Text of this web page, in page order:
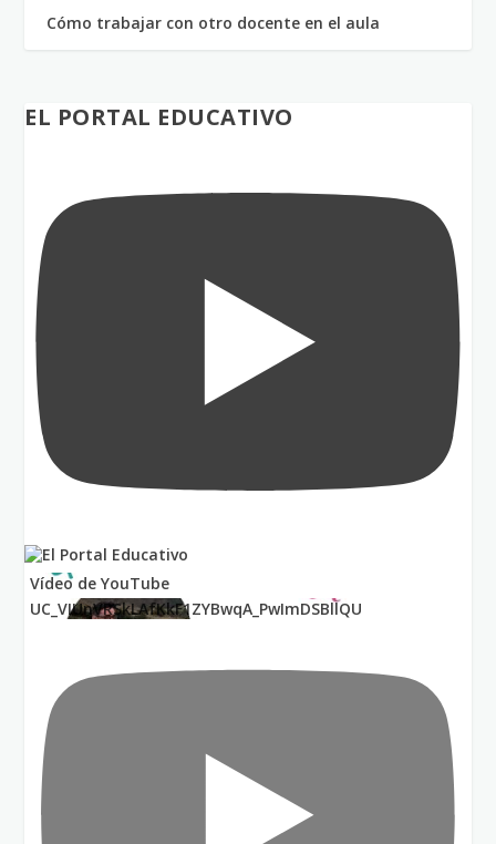
Cómo trabajar con otro docente en el aula
EL PORTAL EDUCATIVO
Vídeo de YouTube
UC_VIUnVRSkLAfKkF1ZYBwqA_PwImDSBllQU